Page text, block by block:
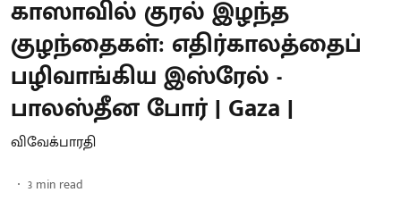
காஸாவில் குரல் இழந்த
குழந்தைகள்: எதிர்காலத்தைப்
பழிவாங்கிய இஸ்ரேல் -
பாலஸ்தீன போர் | Gaza |
விவேக்பாரதி
3 min read